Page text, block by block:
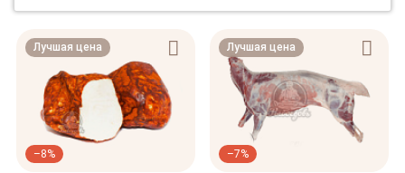
Лучшая цена
–8%
Лучшая цена
–7%